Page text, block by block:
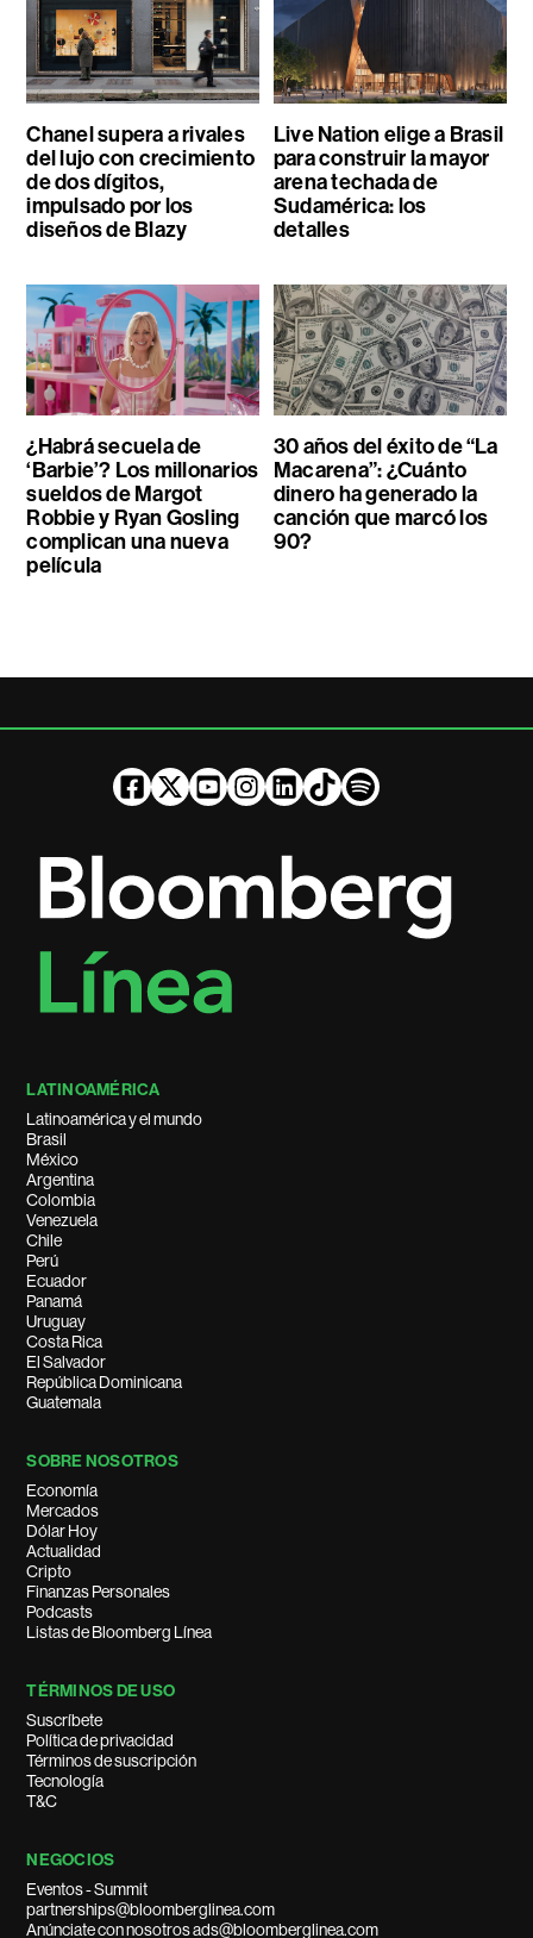
Chanel supera a rivales
del lujo con crecimiento
de dos dígitos,
impulsado por los
diseños de Blazy
Live Nation elige a Brasil
para construir la mayor
arena techada de
Sudamérica: los
detalles
¿Habrá secuela de
‘Barbie’? Los millonarios
sueldos de Margot
Robbie y Ryan Gosling
complican una nueva
película
30 años del éxito de “La
Macarena”: ¿Cuánto
dinero ha generado la
canción que marcó los
90?
LATINOAMÉRICA
Latinoamérica y el mundo
Brasil
México
Argentina
Colombia
Venezuela
Chile
Perú
Ecuador
Panamá
Uruguay
Costa Rica
El Salvador
República Dominicana
Guatemala
SOBRE NOSOTROS
Economía
Mercados
Dólar Hoy
Actualidad
Cripto
Finanzas Personales
Podcasts
Listas de Bloomberg Línea
TÉRMINOS DE USO
Suscríbete
Política de privacidad
Términos de suscripción
Tecnología
T&C
NEGOCIOS
Eventos - Summit
partnerships@bloomberglinea.com
Anúnciate con nosotros ads@bloomberglinea.com